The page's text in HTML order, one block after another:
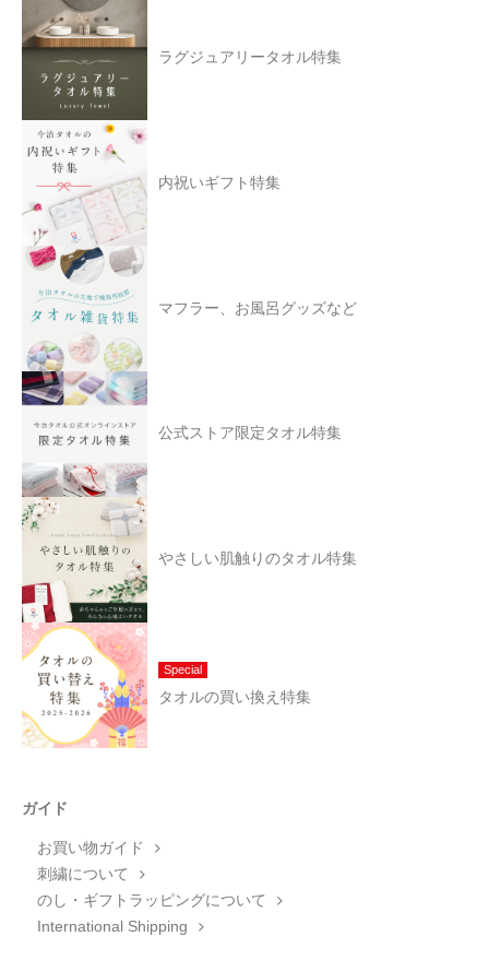
ラグジュアリータオル特集
内祝いギフト特集
マフラー、お風呂グッズなど
公式ストア限定タオル特集
やさしい肌触りのタオル特集
Special
タオルの買い換え特集
ガイド
お買い物ガイド
刺繍について
のし・ギフトラッピングについて
International Shipping